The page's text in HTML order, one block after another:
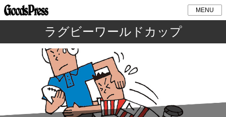
MENU
ラグビーワールドカップ